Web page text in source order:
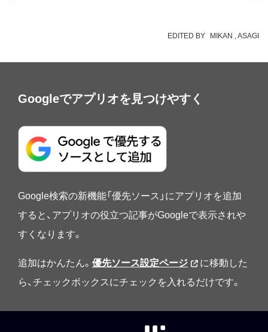
EDITED BY MIKAN ASAGI
Googleでアプリオを見つけやすく
Google検索の新機能「優先ソース」にアプリオを追加
すると、アプリオの役立つ記事がGoogleで表示されや
すくなります。
追加はかんたん。 優先ソース設定ページ
に移動した
ら、チェックボックスにチェックを入れるだけです。